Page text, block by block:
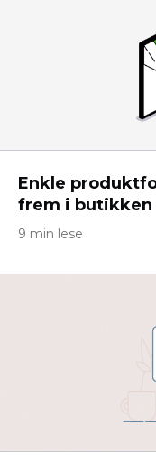
Enkle
frem i butikken
9 min lese